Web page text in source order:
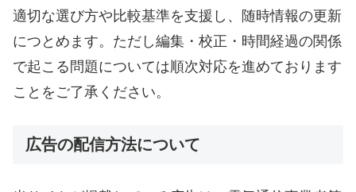
適切な選び方や比較基準を支援し、随時情報の更新
につとめます。ただし編集・校正・時間経過の関係
で起こる問題については順次対応を進めております
ことをご了承ください。
広告の配信方法について